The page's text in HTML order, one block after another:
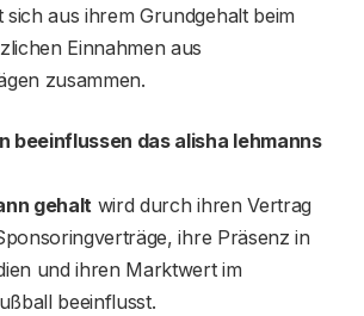
sich aus ihrem Grundgehalt beim
Einnahmen aus
zusammen.
beeinflussen das alisha lehmanns
gehalt wird durch ihren Vertrag
ihre Präsenz in
und ihren Marktwert im
beeinflusst.